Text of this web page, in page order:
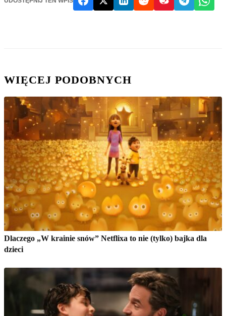
WIĘCEJ PODOBNYCH
Dlaczego „W krainie snów” Netflixa to nie (tylko) bajka dla
dzieci